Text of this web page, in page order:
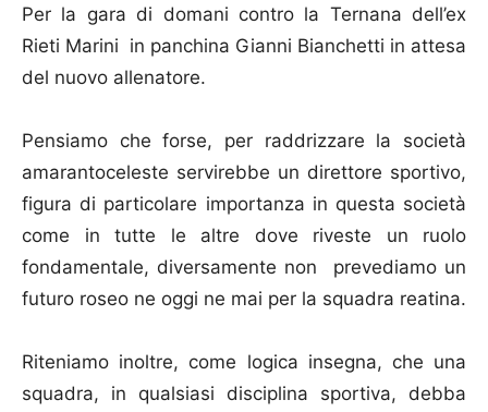
Per la gara di domani contro la Ternana dell’ex
Rieti Marini in panchina Gianni Bianchetti in attesa
del nuovo allenatore.
Pensiamo che forse, per raddrizzare la società
amarantoceleste servirebbe un direttore sportivo,
figura di particolare importanza in questa società
come in tutte le altre dove riveste un ruolo
fondamentale, diversamente non prevediamo un
futuro roseo ne oggi ne mai per la squadra reatina.
Riteniamo inoltre, come logica insegna, che una
squadra, in qualsiasi disciplina sportiva, debba